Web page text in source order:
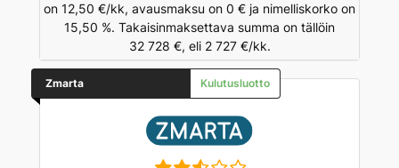
on 12,50 €/kk, avausmaksu on 0 € ja nimelliskorko on
15,50 %. Takaisinmaksettava summa on tällöin
32 728 €, eli 2 727 €/kk.
Zmarta Kulutusluotto